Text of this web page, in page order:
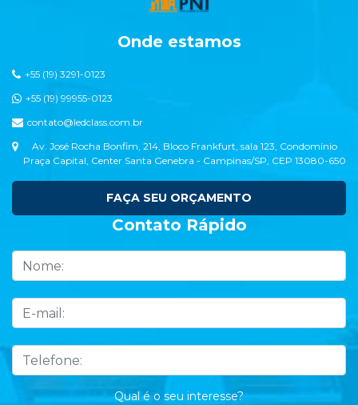
Onde estamos
+55 (19) 3291-0123
+55 (19) 99955-0123
contato@ledclass.com.br
Av. José Rocha Bonfim, 214, Bloco Frankfurt, sala 123, Condomínio
Praça Capital, Center Santa Genebra - Campinas/SP, CEP 13080-650
FAÇA SEU ORÇAMENTO
Contato Rápido
Qual é o seu interesse?